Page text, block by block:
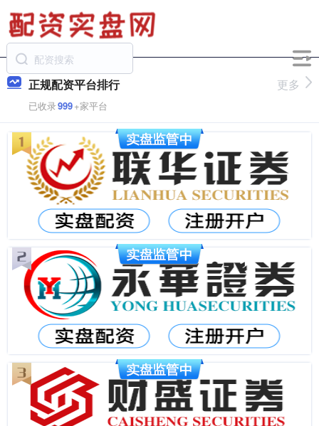
正规配资平台排行
已收录999+家平台
更多